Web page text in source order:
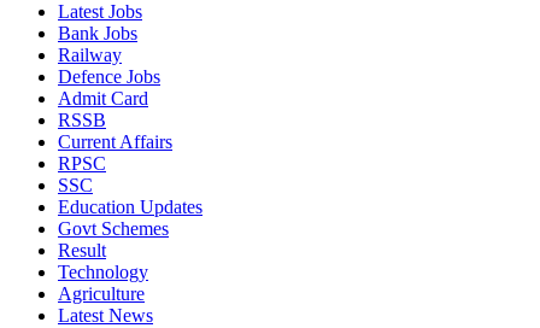
Latest Jobs
Bank Jobs
Railway
Defence Jobs
Admit Card
RSSB
Current Affairs
RPSC
SSC
Education Updates
Govt Schemes
Result
Technology
Agriculture
Latest News